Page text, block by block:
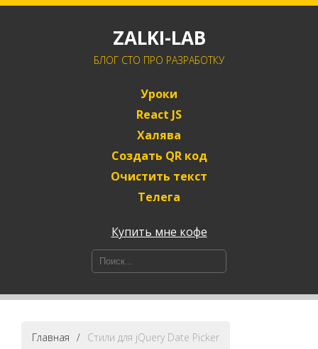
ZALKI-LAB
БЛОГ CTO ПРО РАЗРАБОТКУ
Уроки
React JS
Халява
Создать QR код
Очистить текст
Телега
Купить мне кофе
Главная / Стили для jQuery Date Picker